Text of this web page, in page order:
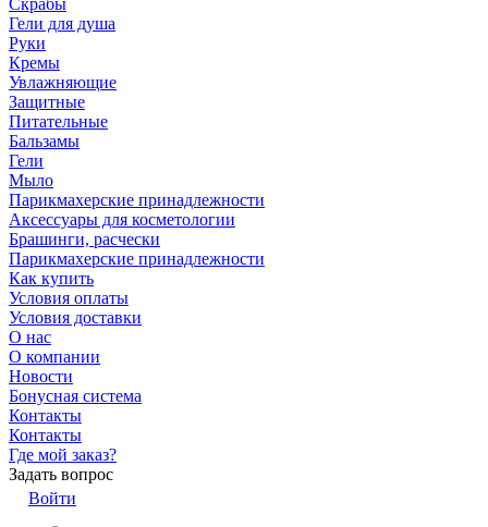
Скрабы
Гели для душа
Руки
Кремы
Увлажняющие
Защитные
Питательные
Бальзамы
Гели
Мыло
Парикмахерские принадлежности
Аксессуары для косметологии
Брашинги, расчески
Парикмахерские принадлежности
Как купить
Условия оплаты
Условия доставки
О нас
О компании
Новости
Бонусная система
Контакты
Контакты
Где мой заказ?
Задать вопрос
Войти